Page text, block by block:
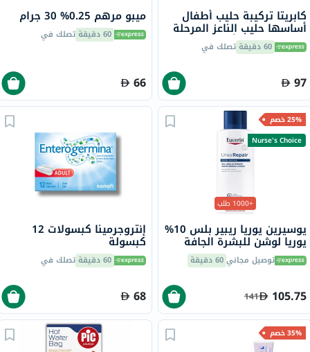
كابريتا تركيبة حليب أطفال
أساسها حليب الناعز المرحلة
1، من 0 إلى 6 أشهر، 400
جرام 60 دقيقة تصلك في
97
ميبو مرهم 0.25% 30 جرام
60 دقيقة تصلك في
66
25% خصم
Nurse's Choice
+1000 طلب
يوسيرين يوريا ريبير بلس 10%
يوريا لوشن للبشرة الجافة
والخشنة 250 ملتوصيل مجاني60 دقيقة
105.75
141
إنتروجرمينا كبسولات 12
كبسولة
60 دقيقة تصلك في
68
35% خصم